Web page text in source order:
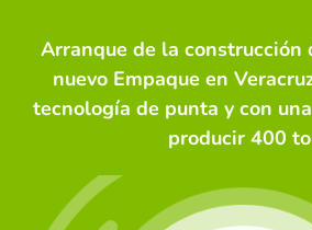
Arranque de la construcción
nuevo Empaque en
tecnología de punta y con
producir 400